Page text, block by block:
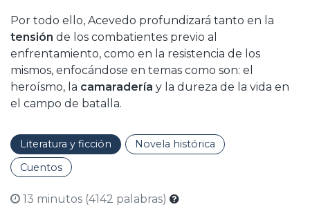
Por todo ello, Acevedo profundizará tanto en la
tensión de los combatientes previo al
enfrentamiento, como en la resistencia de los
mismos, enfocándose en temas como son: el
heroísmo, la camaradería y la dureza de la vida en
el campo de batalla.
Literatura y ficción
Novela histórica
Cuentos
13 minutos (4142 palabras)